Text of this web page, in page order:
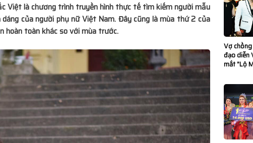
Đẹp Đến Áo Dài Như
Điệp Hồn Nhiên
Spring Tết Kid
chất lượng quốc tế
Việt là chương trình truyền hình thực tế tìm kiếm người mẫu
của người phụ nữ Việt Nam. Đây cũng là mùa thứ 2 của
hoàn toàn khác so với mùa trước.
Vợ
đạo diễn
mắt "Lộ